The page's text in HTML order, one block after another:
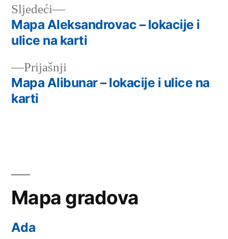
Кретање
чланка
PrijašnjiПретходни
чланак:
Mapa Alibunar – lokacije i ulice na
karti
Sljedeći
Следећи
чланак:
Mapa Aleksandrovac – lokacije i
ulice na karti
Mapa gradova
Ada